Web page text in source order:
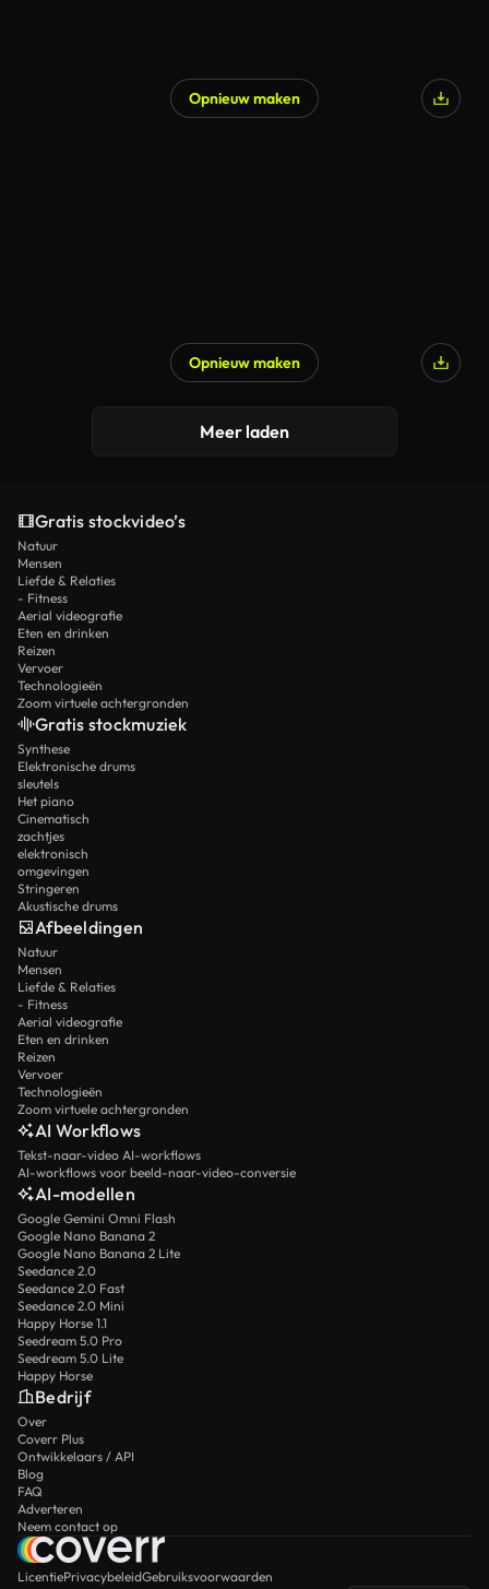
Opnieuw maken
Opnieuw maken
Meer laden
Gratis stockvideo’s
Natuur
Mensen
Liefde & Relaties
- Fitness
Aerial videografie
Eten en drinken
Reizen
Vervoer
Technologieën
Zoom virtuele achtergronden
Gratis stockmuziek
Synthese
Elektronische drums
sleutels
Het piano
Cinematisch
zachtjes
elektronisch
omgevingen
Stringeren
Akustische drums
Afbeeldingen
Natuur
Mensen
Liefde & Relaties
- Fitness
Aerial videografie
Eten en drinken
Reizen
Vervoer
Technologieën
Zoom virtuele achtergronden
AI Workflows
Tekst-naar-video AI-workflows
AI-workflows voor beeld-naar-video-conversie
AI-modellen
Google Gemini Omni Flash
Google Nano Banana 2
Google Nano Banana 2 Lite
Seedance 2.0
Seedance 2.0 Fast
Seedance 2.0 Mini
Happy Horse 1.1
Seedream 5.0 Pro
Seedream 5.0 Lite
Happy Horse
Bedrijf
Over
Coverr Plus
Ontwikkelaars / API
Blog
FAQ
Adverteren
Neem contact op
LicentiePrivacybeleidGebruiksvoorwaarden